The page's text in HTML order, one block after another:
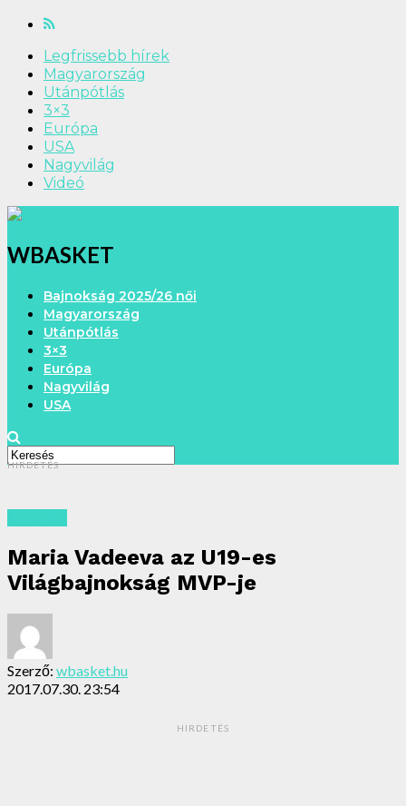
Legfrissebb hírek
Magyarország
Utánpótlás
3×3
Európa
USA
Nagyvilág
Videó
WBASKET
Bajnokság 2025/26 női
Magyarország
Utánpótlás
3×3
Európa
Nagyvilág
USA
HIRDETÉS
Maria Vadeeva az U19-es
Világbajnokság MVP-je
Szerző: wbasket.hu
2017.07.30. 23:54
HIRDETÉS